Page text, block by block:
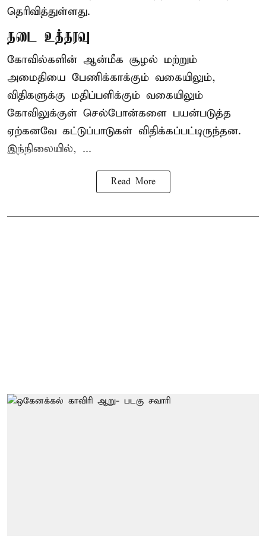
தெரிவித்துள்ளது.
தடை உத்தரவு
கோவில்களின் ஆன்மீக சூழல் மற்றும்
அமைதியை பேணிக்காக்கும் வகையிலும்,
விதிகளுக்கு மதிப்பளிக்கும் வகையிலும்
கோவிலுக்குள் செல்போன்களை பயன்படுத்த
ஏற்கனவே கட்டுப்பாடுகள் விதிக்கப்பட்டிருந்தன.
இந்நிலையில், ...
Read More